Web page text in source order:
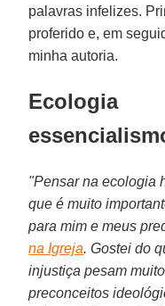
palavras infelizes.
proferido e, em
minha autoria.
"Pensar na ecologia
que é muito
para mim e meus
na Igreja. Gostei do
injustiça pesam
preconceitos